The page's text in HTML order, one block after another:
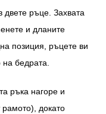
двете ръце. Захвата
и дланите
позиция, ръцете ви
бедрата.
ръка нагоре и
докато